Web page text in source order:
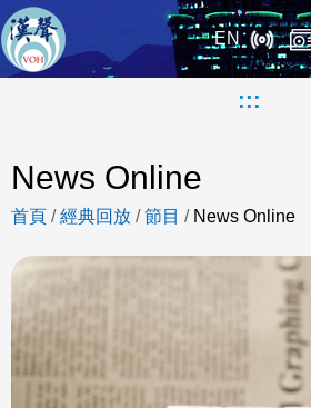
EN
:::
News Online
首頁 /經典回放 /節目 / News Online